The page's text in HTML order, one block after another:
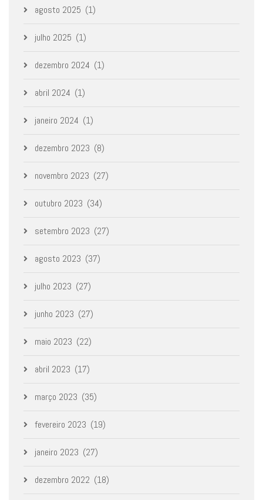
agosto 2025 (1)
julho 2025 (1)
dezembro 2024 (1)
abril 2024 (1)
janeiro 2024 (1)
dezembro 2023 (8)
novembro 2023 (27)
outubro 2023 (34)
setembro 2023 (27)
agosto 2023 (37)
julho 2023 (27)
junho 2023 (27)
maio 2023 (22)
abril 2023 (17)
março 2023 (35)
fevereiro 2023 (19)
janeiro 2023 (27)
dezembro 2022 (18)